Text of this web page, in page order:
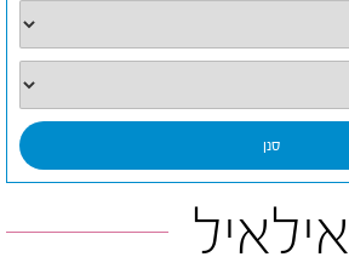
אילאיל